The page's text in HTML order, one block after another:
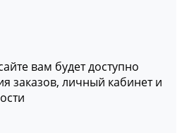
вам будет доступно
заказов, личный кабинет и